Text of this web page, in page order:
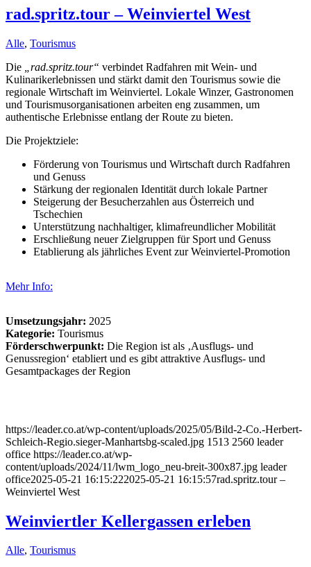
rad.spritz.tour – Weinviertel West
Alle, Tourismus
Die
„rad.spritz.tour“ verbindet Radfahren mit Wein- und
Kulinarikerlebnissen und stärkt damit den Tourismus sowie die
regionale Wirtschaft im Weinviertel. Lokale Winzer, Gastronomen
und Tourismusorganisationen arbeiten eng zusammen, um
authentische Erlebnisse entlang der Route zu bieten.
Die Projektziele:
Förderung von Tourismus und Wirtschaft durch Radfahren
und Genuss
Stärkung der regionalen Identität durch lokale Partner
Steigerung der Besucherzahlen aus Österreich und
Tschechien
Unterstützung nachhaltiger, klimafreundlicher Mobilität
Erschließung neuer Zielgruppen für Sport und Genuss
Etablierung als jährliches Event zur Weinviertel-Promotion
Mehr Info:
Umsetzungsjahr: 2025
Kategorie: Tourismus
Förderschwerpunkt: Die Region ist als ‚Ausflugs- und
Genussregion‘ etabliert und es gibt attraktive Ausflugs- und
Gesamtpackages der Region
https://leader.co.at/wp-content/uploads/2025/05/Bild-2-Co.-Herbert-
Schleich-Regio.sieger-Manhartsbg-scaled.jpg 1513 2560 leader
office https://leader.co.at/wp-
content/uploads/2024/11/lwm_logo_neu-breit-300x87.jpg leader
office2025-05-21 16:15:222025-05-21 16:15:57rad.spritz.tour –
Weinviertel West
Weinviertler Kellergassen erleben
Alle, Tourismus